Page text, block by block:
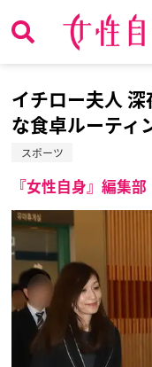
イチロー夫人
な食卓ルーティ
スポーツ
『女性自身』編集部